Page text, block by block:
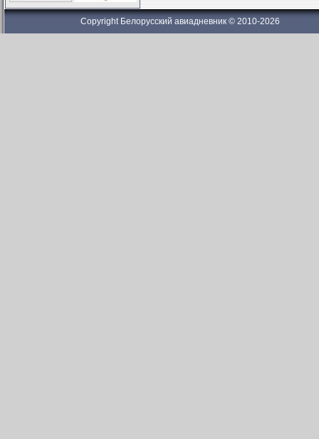
Copyright Белорусский авиадневник © 2010-2026